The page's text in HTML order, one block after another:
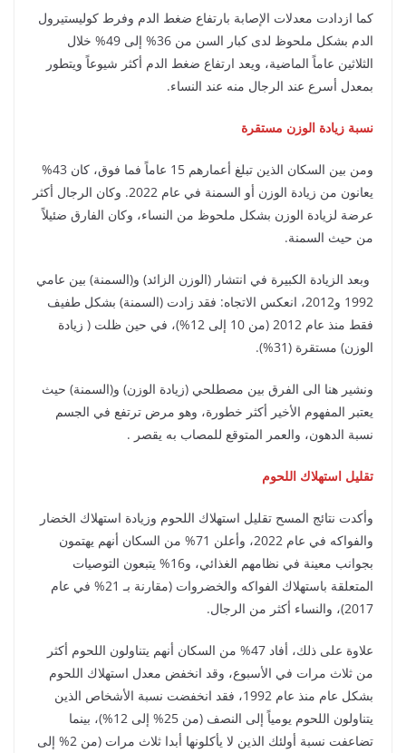
كما ازدادت معدلات الإصابة بارتفاع ضغط الدم وفرط كوليستيرول
الدم بشكل ملحوظ لدى كبار السن من 36% إلى 49% خلال
الثلاثين عاماً الماضية، ويعد ارتفاع ضغط الدم أكثر شيوعاً ويتطور
بمعدل أسرع عند الرجال منه عند النساء.
نسبة زيادة الوزن مستقرة
ومن بين السكان الذين تبلغ أعمارهم 15 عاماً فما فوق، كان 43%
يعانون من زيادة الوزن أو السمنة في عام 2022. وكان الرجال أكثر
عرضة لزيادة الوزن بشكل ملحوظ من النساء، وكان الفارق ضئيلاً
من حيث السمنة.
وبعد الزيادة الكبيرة في انتشار (الوزن الزائد) و(السمنة) بين عامي
1992 و2012، انعكس الاتجاه: فقد زادت (السمنة) بشكل طفيف
فقط منذ عام 2012 (من 10 إلى 12%)، في حين ظلت ( زيادة
الوزن) مستقرة (31%).
ونشير هنا الى الفرق بين مصطلحي (زيادة الوزن) و(السمنة) حيث
يعتبر المفهوم الأخير أكثر خطورة، وهو مرض ترتفع في الجسم
نسبة الدهون، والعمر المتوقع للمصاب به يقصر .
تقليل استهلاك اللحوم
وأكدت نتائج المسح تقليل استهلاك اللحوم وزيادة استهلاك الخضار
والفواكه في عام 2022، وأعلن 71% من السكان أنهم يهتمون
بجوانب معينة في نظامهم الغذائي، و16% يتبعون التوصيات
المتعلقة باستهلاك الفواكه والخضروات (مقارنة بـ 21% في عام
2017)، والنساء أكثر من الرجال.
علاوة على ذلك، أفاد 47% من السكان أنهم يتناولون اللحوم أكثر
من ثلاث مرات في الأسبوع، وقد انخفض معدل استهلاك اللحوم
بشكل عام منذ عام 1992، فقد انخفضت نسبة الأشخاص الذين
يتناولون اللحوم يومياً إلى النصف (من 25% إلى 12%)، بينما
تضاعفت نسبة أولئك الذين لا يأكلونها أبدا ثلاث مرات (من 2% إلى